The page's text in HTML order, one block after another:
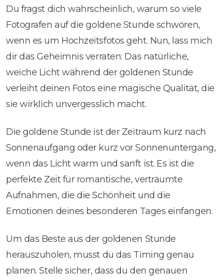
Du fragst dich wahrscheinlich, warum so viele
Fotografen auf die goldene Stunde schwören,
wenn es um Hochzeitsfotos geht. Nun, lass mich
dir das Geheimnis verraten: Das natürliche,
weiche Licht während der goldenen Stunde
verleiht deinen Fotos eine magische Qualität, die
sie wirklich unvergesslich macht.
Die goldene Stunde ist der Zeitraum kurz nach
Sonnenaufgang oder kurz vor Sonnenuntergang,
wenn das Licht warm und sanft ist. Es ist die
perfekte Zeit für romantische, verträumte
Aufnahmen, die die Schönheit und die
Emotionen deines besonderen Tages einfangen.
Um das Beste aus der goldenen Stunde
herauszuholen, musst du das Timing genau
planen. Stelle sicher, dass du den genauen